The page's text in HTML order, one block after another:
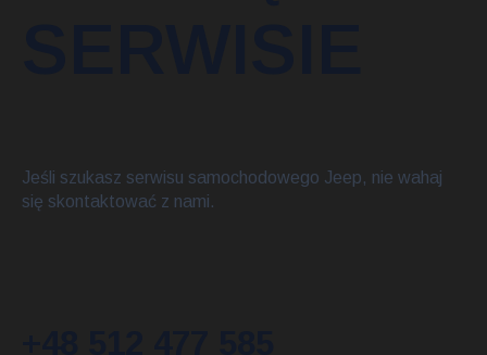
Jeśli szukasz serwisu samochodowego Jeep, nie wahaj
się skontaktować z nami.